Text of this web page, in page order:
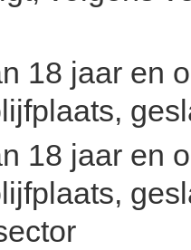
18 jaar en
18 jaar en